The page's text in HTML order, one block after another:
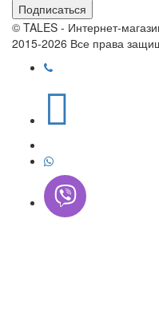
Подписаться
© TALES - Интернет-
2015-2026 Все права